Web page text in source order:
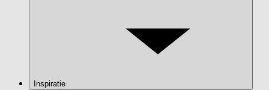
Inspiratie